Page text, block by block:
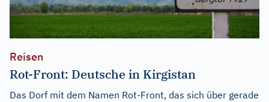
Reisen
Rot-Front: Deutsche in Kirgistan
Das Dorf mit dem Namen Rot-Front, das sich über gerade